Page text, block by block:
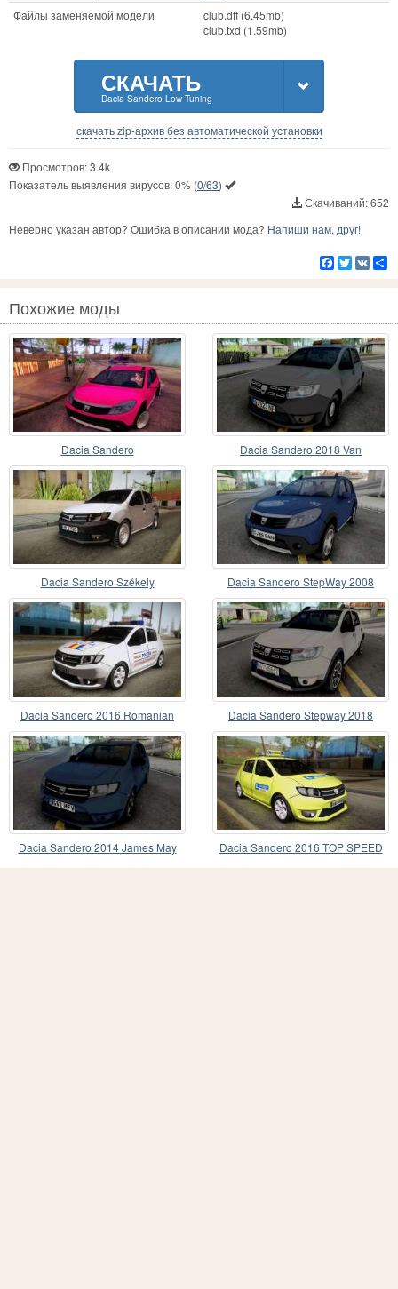
Файлы заменяемой модели
club.dff (6.45mb)
club.txd (1.59mb)
СКАЧАТЬ
Dacia Sandero Low Tuning
скачать zip-архив без автоматической установки
Просмотров: 3.4k
Показатель выявления вирусов:0% (0/63)
Скачиваний: 652
Неверно указан автор? Ошибка в описании мода? Напиши нам, друг!
Facebook
Twitter
VK
Похожие моды
Dacia Sandero Dacia Sandero 2018 Van
Dacia Sandero Székely Dacia Sandero StepWay 2008
Dacia Sandero 2016 Romanian
Police
Dacia Sandero Stepway 2018
Dacia Sandero 2014 James May Dacia Sandero 2016 TOP SPEED